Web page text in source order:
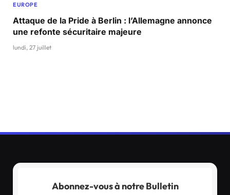
EUROPE
Attaque de la Pride à Berlin : l’Allemagne annonce
une refonte sécuritaire majeure
lundi, 27 juillet
Abonnez-vous à notre Bulletin